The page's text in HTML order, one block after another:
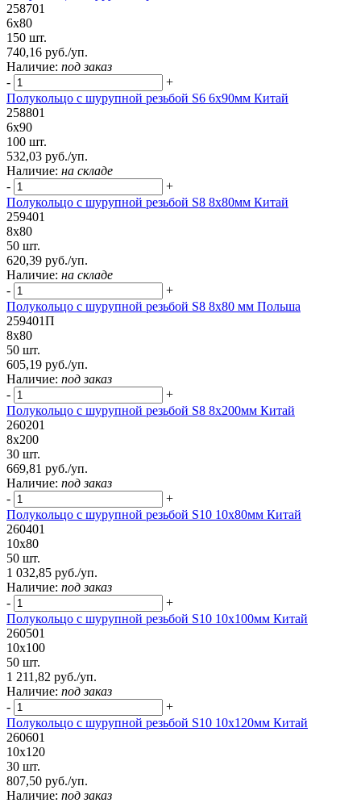
258701
6х80
150 шт.
740,16 руб./уп.
Наличие: под заказ
-
+
Полукольцо с шурупной резьбой S6 6х90мм Китай
258801
6х90
100 шт.
532,03 руб./уп.
Наличие: на складе
-
+
Полукольцо с шурупной резьбой S8 8х80мм Китай
259401
8х80
50 шт.
620,39 руб./уп.
Наличие: на складе
-
+
Полукольцо с шурупной резьбой S8 8х80 мм Польша
259401П
8х80
50 шт.
605,19 руб./уп.
Наличие: под заказ
-
+
Полукольцо с шурупной резьбой S8 8х200мм Китай
260201
8х200
30 шт.
669,81 руб./уп.
Наличие: под заказ
-
+
Полукольцо с шурупной резьбой S10 10х80мм Китай
260401
10х80
50 шт.
1 032,85 руб./уп.
Наличие: под заказ
-
+
Полукольцо с шурупной резьбой S10 10х100мм Китай
260501
10х100
50 шт.
1 211,82 руб./уп.
Наличие: под заказ
-
+
Полукольцо с шурупной резьбой S10 10х120мм Китай
260601
10х120
30 шт.
807,50 руб./уп.
Наличие: под заказ